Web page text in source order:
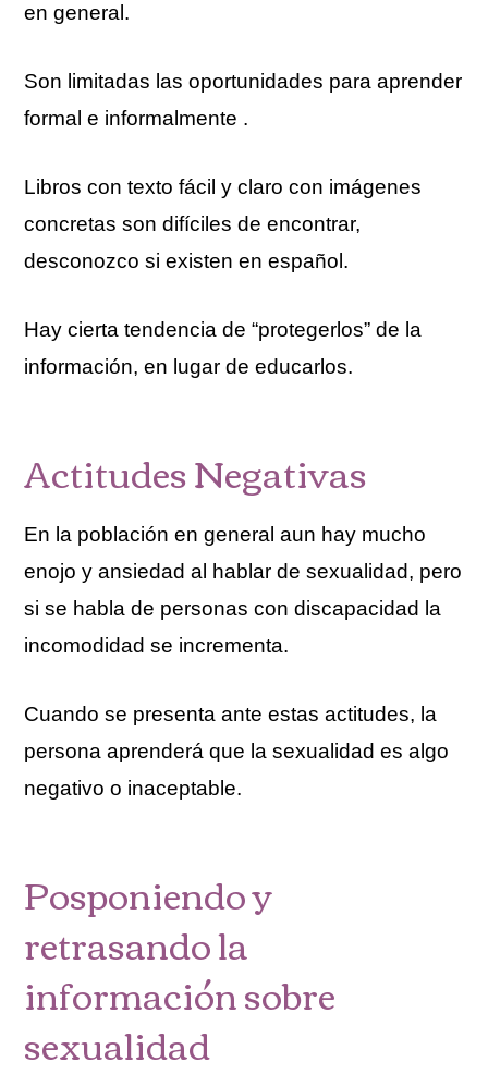
en general.
Son limitadas las oportunidades para aprender
formal e informalmente .
Libros con texto fácil y claro con imágenes
concretas son difíciles de encontrar,
desconozco si existen en español.
Hay cierta tendencia de “protegerlos” de la
información, en lugar de educarlos.
Actitudes Negativas
En la población en general aun hay mucho
enojo y ansiedad al hablar de sexualidad, pero
si se habla de personas con discapacidad la
incomodidad se incrementa.
Cuando se presenta ante estas actitudes, la
persona aprenderá que la sexualidad es algo
negativo o inaceptable.
Posponiendo y
retrasando la
información sobre
sexualidad